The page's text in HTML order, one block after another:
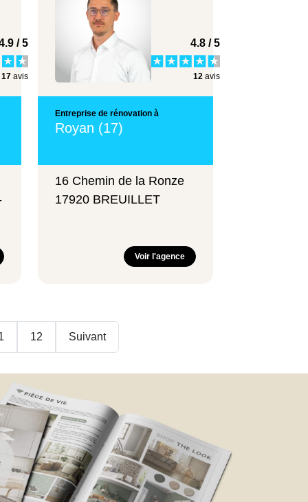
/ 5
17 avis
4.8 / 5
12 avis
Entreprise de rénovation à
Royan (17)
16 Chemin de la Ronze
17920 BREUILLET
Voir l'agence
12 Suivant